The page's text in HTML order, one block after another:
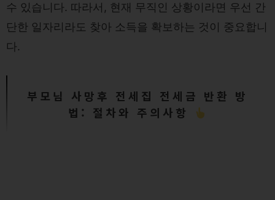
수 있습니다. 따라서, 현재 무직인 상황이라면 우선 간
단한 일자리라도 찾아 소득을 확보하는 것이 중요합니
다.
부모님 사망후 전세집 전세금 반환 방
법: 절차와 주의사항